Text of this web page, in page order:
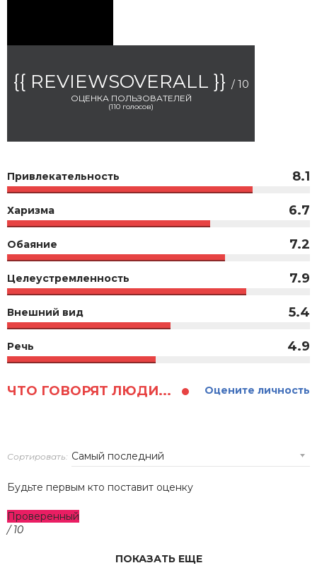
{{ REVIEWSOVERALL }} / 10
ОЦЕНКА ПОЛЬЗОВАТЕЛЕЙ
(110 голосов)
Привлекательность 8.1
Харизма 6.7
Обаяние 7.2
Целеустремленность 7.9
Внешний вид 5.4
Речь 4.9
ЧТО ГОВОРЯТ ЛЮДИ... Оцените личность
Сортировать:
Будьте первым кто поставит оценку
Проверенный
/ 10
ПОКАЗАТЬ ЕЩЕ